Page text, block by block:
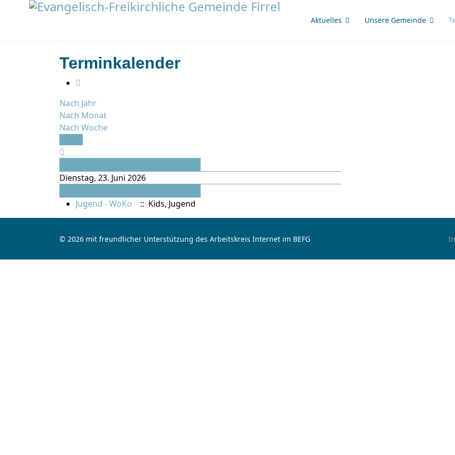
Aktuelles Unsere Gemeinde
Terminkalender
Nach Jahr
Nach Monat
Nach Woche
Dienstag, 23. Juni 2026
Jugend - WoKo
:: Kids, Jugend
© 2026 mit freundlicher Unterstützung des Arbeitskreis Internet im BEFG